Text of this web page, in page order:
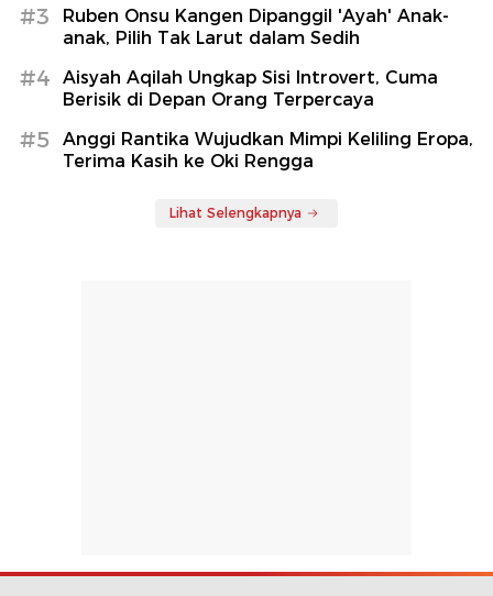
#3
Ruben Onsu Kangen Dipanggil 'Ayah' Anak-
anak, Pilih Tak Larut dalam Sedih
#4
Aisyah Aqilah Ungkap Sisi Introvert, Cuma
Berisik di Depan Orang Terpercaya
#5
Anggi Rantika Wujudkan Mimpi Keliling Eropa,
Terima Kasih ke Oki Rengga
Lihat Selengkapnya